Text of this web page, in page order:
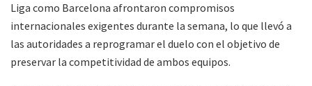
Liga como Barcelona afrontaron compromisos
internacionales exigentes durante la semana, lo que llevó a
las autoridades a reprogramar el duelo con el objetivo de
preservar la competitividad de ambos equipos.